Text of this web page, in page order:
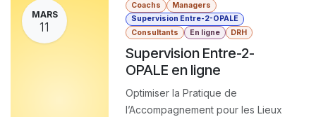
MARS
11
Coachs
Managers
Supervision Entre-2-OPALE
Consultants
En ligne DRH
Supervision Entre-2-
OPALE en ligne
Optimiser la Pratique de
l’Accompagnement pour les Lieux